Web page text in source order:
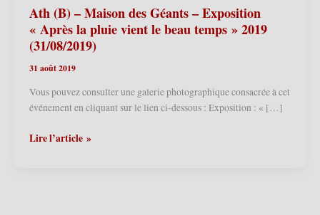
Ath (B) – Maison des Géants – Exposition
« Après la pluie vient le beau temps » 2019
(31/08/2019)
31 août 2019
Vous pouvez consulter une galerie photographique consacrée à cet
événement en cliquant sur le lien ci-dessous : Exposition : « […]
Ath
Lire l’article »